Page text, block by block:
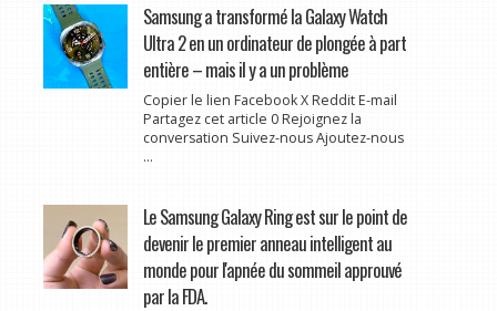
Samsung a transformé la Galaxy Watch
Ultra 2 en un ordinateur de plongée à part
entière – mais il y a un problème
Copier le lien Facebook X Reddit E-mail
Partagez cet article 0 Rejoignez la
conversation Suivez-nous Ajoutez-nous
...
Le Samsung Galaxy Ring est sur le point de
devenir le premier anneau intelligent au
monde pour l'apnée du sommeil approuvé
par la FDA.